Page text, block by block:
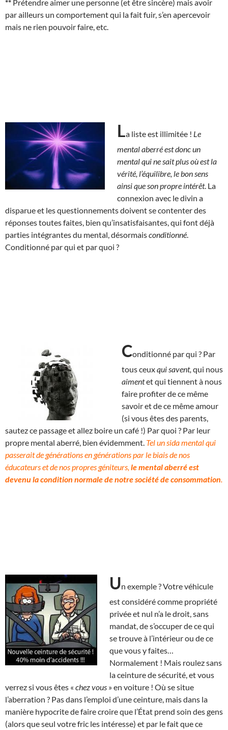
** Prétendre aimer une personne (et être sincère) mais avoir
par ailleurs un comportement qui la fait fuir, s’en apercevoir
mais ne rien pouvoir faire, etc.
La liste est illimitée ! Le
mental aberré est donc un
mental qui ne sait plus où est la
vérité, l’équilibre, le bon sens
ainsi que son propre intérêt. La
connexion avec le divin a
disparue et les questionnements doivent se contenter des
réponses toutes faites, bien qu’insatisfaisantes, qui font déjà
parties intégrantes du mental, désormaisconditionné
Conditionné par qui et par quoi ?
Conditionné par qui ? Par
tous ceuxqui savent, qui nous
aimentet qui tiennent à nous
faire profiter de ce même
savoir et de ce même amour
(si vous êtes des parents,
sautez ce passage et allez boire un café !) Par quoi ? Par leur
propre mental aberré, bien évidemment. Tel un sida mental qui
passerait de générations en générations par le biais de nos
éducateurs et de nos propres géniteurs, le mental aberré est
devenu la condition normale de notre société de consommation
Un exemple ? Votre véhicule
est considéré comme propriété
privée et nul n’a le droit, sans
mandat, de s’occuper de ce qui
se trouve à l’intérieur ou de ce
que vous y faites…
Normalement ! Mais roulez sans
la ceinture de sécurité, et vous
verrez si vous êtes « chez vous » en voiture ! Où se situe
l’aberration ? Pas dans l’emploi d’une ceinture, mais dans la
manière hypocrite de faire croire que l’État prend soin des gens
(alors que seul votre fric les intéresse) et par le fait que ce